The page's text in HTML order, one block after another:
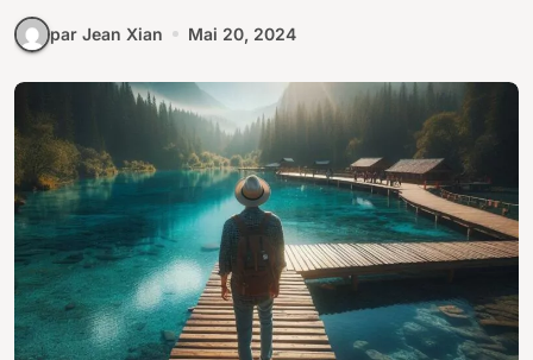
par Jean Xian Mai 20, 2024